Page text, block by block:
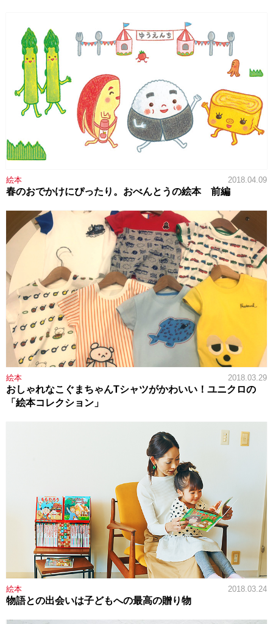
絵本 2018.04.09
春のおでかけにぴったり。おべんとうの絵本 前編
絵本 2018.03.29
おしゃれなこぐまちゃんTシャツがかわいい！ユニクロの
「絵本コレクション」
絵本 2018.03.24
物語との出会いは子どもへの最高の贈り物